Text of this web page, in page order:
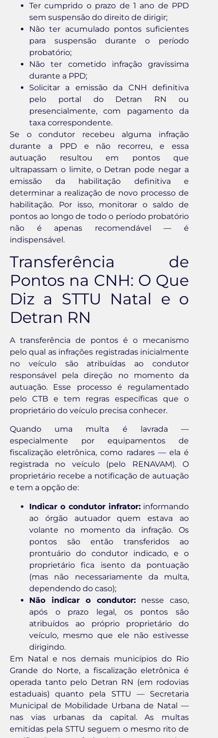
Ter cumprido o prazo de 1 ano de PPD
sem suspensão do direito de dirigir;
Não ter acumulado pontos suficientes
para suspensão durante o período
probatório;
Não ter cometido infração gravíssima
durante a PPD;
Solicitar a emissão da CNH definitiva
pelo portal do Detran RN ou
presencialmente, com pagamento da
taxa correspondente.
Se o condutor recebeu alguma infração
durante a PPD e não recorreu, e essa
autuação resultou em pontos que
ultrapassam o limite, o Detran pode negar a
emissão da habilitação definitiva e
determinar a realização de novo processo de
habilitação. Por isso, monitorar o saldo de
pontos ao longo de todo o período probatório
não é apenas recomendável — é
indispensável.
Transferência de
Pontos na CNH: O Que
Diz a STTU Natal e o
Detran RN
A transferência de pontos é o mecanismo
pelo qual as infrações registradas inicialmente
no veículo são atribuídas ao condutor
responsável pela direção no momento da
autuação. Esse processo é regulamentado
pelo CTB e tem regras específicas que o
proprietário do veículo precisa conhecer.
Quando uma multa é lavrada —
especialmente por equipamentos de
fiscalização eletrônica, como radares — ela é
registrada no veículo (pelo RENAVAM). O
proprietário recebe a notificação de autuação
e tem a opção de:
Indicar o condutor infrator:informando
ao órgão autuador quem estava ao
volante no momento da infração. Os
pontos são então transferidos ao
prontuário do condutor indicado, e o
proprietário fica isento da pontuação
(mas não necessariamente da multa,
dependendo do caso);
Não indicar o condutor:nesse caso,
após o prazo legal, os pontos são
atribuídos ao próprio proprietário do
veículo, mesmo que ele não estivesse
dirigindo.
Em Natal e nos demais municípios do Rio
Grande do Norte, a fiscalização eletrônica é
operada tanto pelo Detran RN (em rodovias
estaduais) quanto pela STTU — Secretaria
Municipal de Mobilidade Urbana de Natal —
nas vias urbanas da capital. As multas
emitidas pela STTU seguem o mesmo rito de